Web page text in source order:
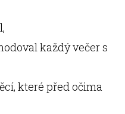
každý večer s
které před očima